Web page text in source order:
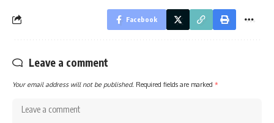
Facebook
Leave a comment
Your email address will not be published. Required fields are marked *